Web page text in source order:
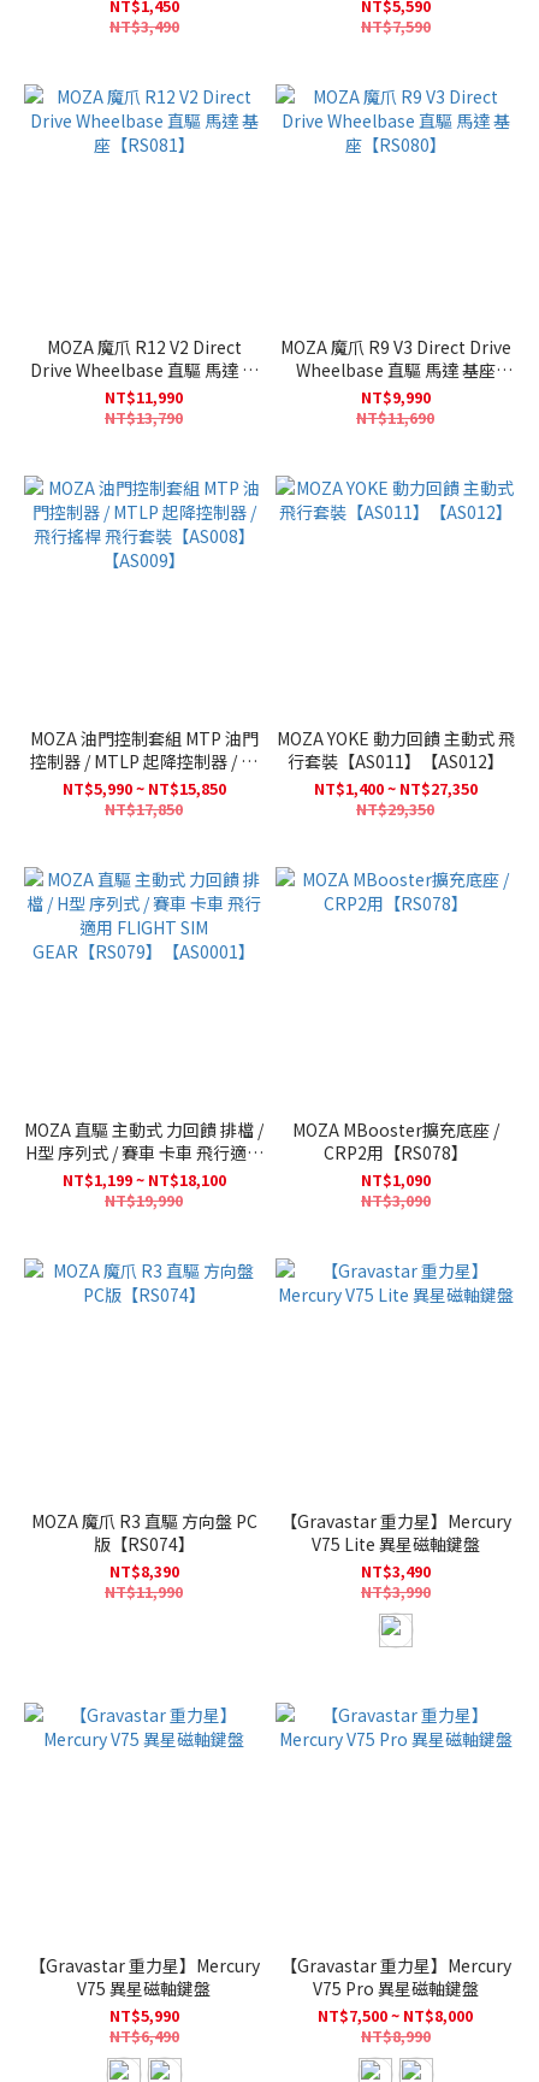
NT$1,450
NT$3,490
NT$5,590
NT$7,590
MOZA 魔爪 R12 V2 Direct
Drive Wheelbase 直驅 馬達 基
座【RS081】
NT$11,990
NT$13,790
MOZA 魔爪 R9 V3 Direct Drive
Wheelbase 直驅 馬達 基座
【RS080】
NT$9,990
NT$11,690
MOZA 油門控制套組 MTP 油門
控制器 / MTLP 起降控制器 / 飛
行搖桿 飛行套裝【AS008】
【AS009】
NT$5,990 ~ NT$15,850
NT$17,850
MOZA YOKE 動力回饋 主動式 飛
行套裝【AS011】【AS012】
NT$1,400 ~ NT$27,350
NT$29,350
MOZA 直驅 主動式 力回饋 排檔 /
H型 序列式 / 賽車 卡車 飛行適用
FLIGHT SIM GEAR【RS079】
【AS0001】
NT$1,199 ~ NT$18,100
NT$19,990
MOZA MBooster擴充底座 /
CRP2用【RS078】
NT$1,090
NT$3,090
MOZA 魔爪 R3 直驅 方向盤 PC
版【RS074】
NT$8,390
NT$11,990
【Gravastar 重力星】Mercury
V75 Lite 異星磁軸鍵盤
NT$3,490
NT$3,990
【Gravastar 重力星】Mercury
V75 異星磁軸鍵盤
NT$5,990
NT$6,490
【Gravastar 重力星】Mercury
V75 Pro 異星磁軸鍵盤
NT$7,500 ~ NT$8,000
NT$8,990